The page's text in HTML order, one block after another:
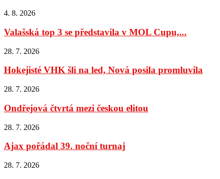
4. 8. 2026
Valašská top 3 se představila v MOL Cupu,...
28. 7. 2026
Hokejisté VHK šli na led, Nová posila promluvila
28. 7. 2026
Ondřejová čtvrtá mezi českou elitou
28. 7. 2026
Ajax pořádal 39. noční turnaj
28. 7. 2026